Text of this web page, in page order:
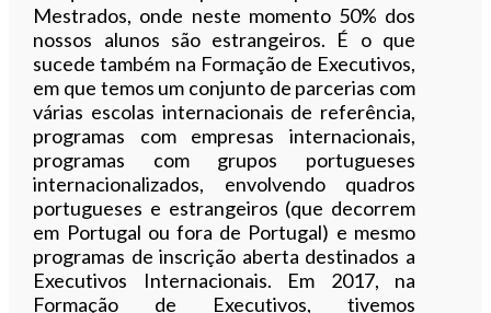
Mestrados, onde neste momento 50% dos
nossos alunos são estrangeiros. É o que
sucede também na Formação de Executivos,
em que temos um conjunto de parcerias com
várias escolas internacionais de referência,
programas com empresas internacionais,
programas com grupos portugueses
internacionalizados, envolvendo quadros
portugueses e estrangeiros (que decorrem
em Portugal ou fora de Portugal) e mesmo
programas de inscrição aberta destinados a
Executivos Internacionais. Em 2017, na
Formação de Executivos, tivemos